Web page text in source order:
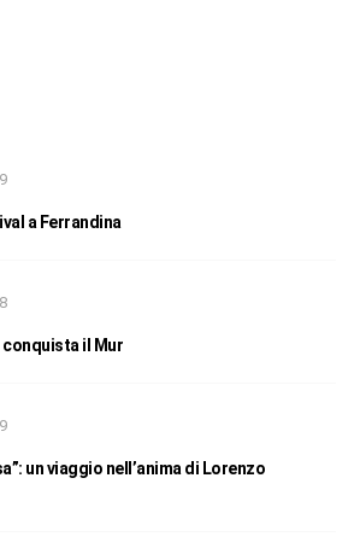
a Ferrandina
conquista il Mur
un viaggio nell’anima di Lorenzo